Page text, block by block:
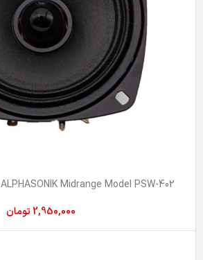
ALPHASONIK Midrange Model PSW-402 میدرنج آلفاسونیک 402
2,950,000تومان